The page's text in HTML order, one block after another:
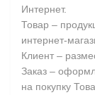
Интернет.
Товар –
интернет-
Клиент –
Заказ –
на покупку